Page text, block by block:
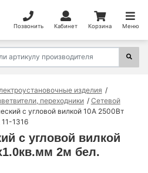
Позвонить Кабинет Корзина Меню
изделия
переходники
Сетевой
с угловой вилкой 10А 2500Вт
1316
с угловой вилкой
2м бел.